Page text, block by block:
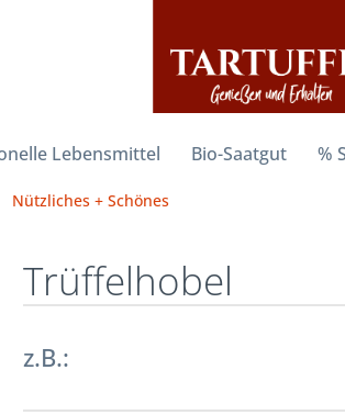
Lebensmittel Bio-Saatgut %
Nützliches + Schönes
Trüffelhobel
z.B.: